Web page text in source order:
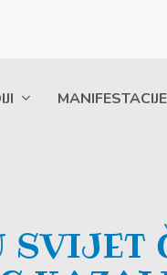
MANIFESTACIJE
SVIJET